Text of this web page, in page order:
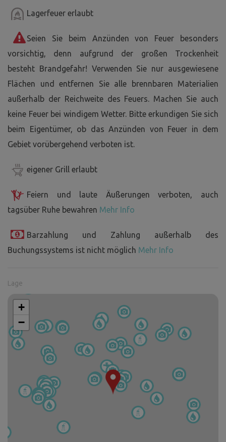
Lagerfeuer erlaubt
Seien Sie beim Anzünden von Feuer besonders
vorsichtig, denn aufgrund der großen Trockenheit
besteht Brandgefahr! Verwenden Sie nur ausgewiesene
Flächen und entfernen Sie alle brennbaren Materialien
außerhalb der Reichweite des Feuers. Machen Sie auch
keine Feuer bei windigem Wetter. Bitte erkundigen Sie sich
beim Eigentümer, ob das Anzünden von Feuer in dem
Gebiet vorübergehend verboten ist.
eigener Grill erlaubt
Feiern und laute Äußerungen verboten, auch
tagsüber Ruhe bewahren Mehr Info
Barzahlung und Zahlung außerhalb des
Buchungssystems ist nicht möglich Mehr Info
Lage
+
−